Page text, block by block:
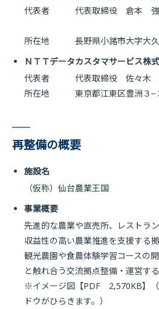
代表者 代表取締役 倉本 強
所在地 長野県小諸市大字大久
ＮＴＴデータカスタマサービス株
代表者 代表取締役 佐々木
所在地 東京都江東区豊洲３−
再整備の概要
施設名
（仮称）仙台農業王国
事業概要
先進的な農業や直売所、レストラ
収益性の高い農業推進を支援する拠
観光農園や食農体験学習コースの
と触れ合う交流拠点整備・運営する
※イメージ図【PDF 2,570KB】（
ドウがひらきます。）